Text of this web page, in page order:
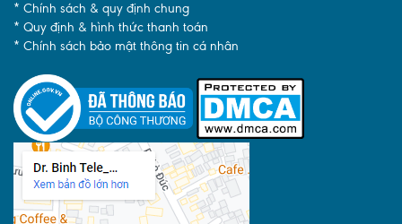
* Chính sách & quy định chung
* Quy định & hình thức thanh toán
* Chính sách bảo mật thông tin cá nhân